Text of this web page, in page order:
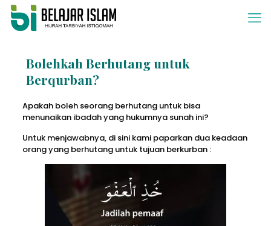
Bolehkah Berhutang untuk
Berqurban?
Apakah boleh seorang berhutang untuk bisa
menunaikan ibadah yang hukumnya sunah ini?
Untuk menjawabnya, di sini kami paparkan dua keadaan
orang yang berhutang untuk tujuan berkurban :